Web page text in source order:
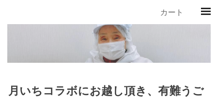
カート
月いちコラボにお越し頂き、有難うご